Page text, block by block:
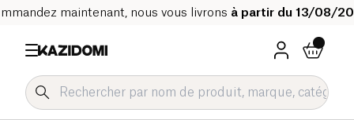
maintenant, nous vous livrons à partir du 13/08/